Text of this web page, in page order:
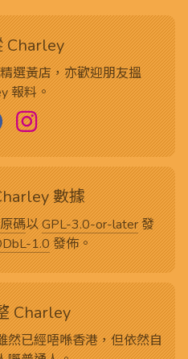
Charley
選黃店，亦歡迎朋友搵
報料。
數據
原碼以GPL-3.0-or-later發
1.0發佈。
Charley
然已經唔喺香港，但依然自